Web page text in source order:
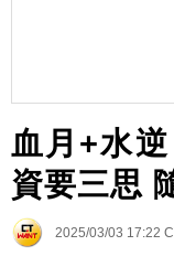
血月+水
資要三思
2025/03/03 17:22